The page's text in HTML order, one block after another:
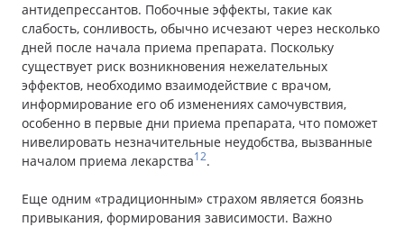
антидепрессантов. Побочные эффекты, такие как
слабость, сонливость, обычно исчезают через несколько
дней после начала приема препарата. Поскольку
существует риск возникновения нежелательных
эффектов, необходимо взаимодействие с врачом,
информирование его об изменениях самочувствия,
особенно в первые дни приема препарата, что поможет
нивелировать незначительные неудобства, вызванные
началом приема лекарства12.
Еще одним «традиционным» страхом является боязнь
привыкания, формирования зависимости. Важно